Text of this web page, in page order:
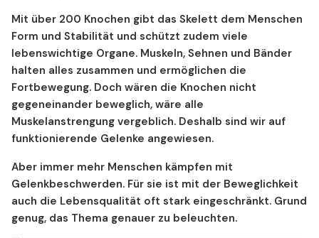
Mit über 200 Knochen gibt das Skelett dem Menschen
Form und Stabilität und schützt zudem viele
lebenswichtige Organe. Muskeln, Sehnen und Bänder
halten alles zusammen und ermöglichen die
Fortbewegung. Doch wären die Knochen nicht
gegeneinander beweglich, wäre alle
Muskelanstrengung vergeblich. Deshalb sind wir auf
funktionierende Gelenke angewiesen.
Aber immer mehr Menschen kämpfen mit
Gelenkbeschwerden. Für sie ist mit der Beweglichkeit
auch die Lebensqualität oft stark eingeschränkt. Grund
genug, das Thema genauer zu beleuchten.